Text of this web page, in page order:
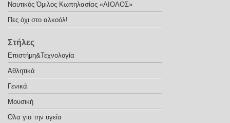
Ναυτικός Όμιλος Κωπηλασίας «ΑΙΟΛΟΣ»
Πες όχι στο αλκοόλ!
Στήλες
Eπιστήμη&Τεχνολογία
Αθλητικά
Γενικά
Μουσική
Όλα για την υγεία